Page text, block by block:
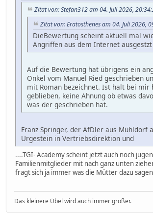
Zitat von: Stefan312 am 04. Juli 2026,
Zitat von: Eratosthenes am 04. Juli 2026,
DieBewertung scheint aktuell mal
Angriffen aus dem Internet ausgestzt
Auf die Bewertung hat übrigens ein
Onkel vom Manuel Ried geschrieben
mit Roman bezeichnet. Ist halt bei mir
geblieben, keine Ahnung ob etwas
was der geschrieben hat.
Franz Springer, der AfDler aus Mühldorf
Urgestein in Vertriebsdirektion und
....TGI- Academy scheint jetzt auch noch
Familienmitglieder mit nach ganz unten
fragt sich ja immer was die Mütter dazu
Das kleinere Übel wird auch immer größer.